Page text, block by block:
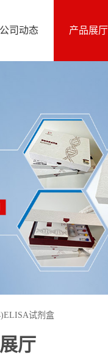
公司动态 产品展厅
试剂盒
厅